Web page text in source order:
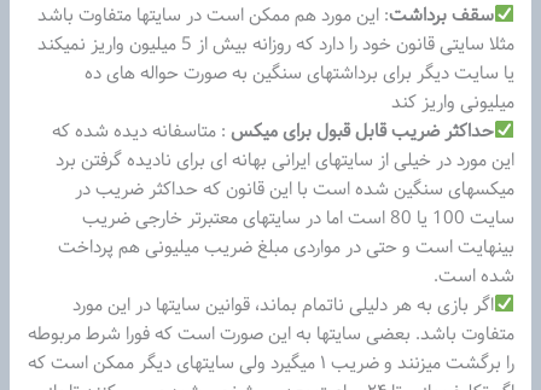
سقف برداشت: این مورد هم ممکن است در سایتها متفاوت باشد
مثلا سایتی قانون خود را دارد که روزانه بیش از 5 میلیون واریز نمیکند
یا سایت دیگر برای برداشتهای سنگین به صورت حواله های ده
میلیونی واریز کند
حداکثر ضریب قابل قبول برای میکس : متاسفانه دیده شده که
این مورد در خیلی از سایتهای ایرانی بهانه ای برای نادیده گرفتن برد
میکسهای سنگین شده است با این قانون که حداکثر ضریب در
سایت 100 یا 80 است اما در سایتهای معتبرتر خارجی ضریب
بینهایت است و حتی در مواردی مبلغ ضریب میلیونی هم پرداخت
شده است.
اگر بازی به هر دلیلی ناتمام بماند، قوانین سایتها در این مورد
متفاوت باشد. بعضی سایتها به این صورت است که فورا شرط مربوطه
را برگشت میزنند و ضریب ۱ میگیرد ولی سایتهای دیگر ممکن است که